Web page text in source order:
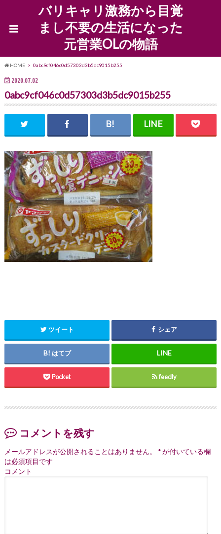
バリキャリ激務から目覚
まし不要の生活になった
元営業OLの物語
HOME 0abc9cf046c0d57303d3b5dc9015b255
2020.07.02
0abc9cf046c0d57303d3b5dc9015b255
ツイート シェア
はてブ
Pocket feedly
コメントを残す
メールアドレスが公開されることはありません。 *が付いている欄
は必須項目です
コメント